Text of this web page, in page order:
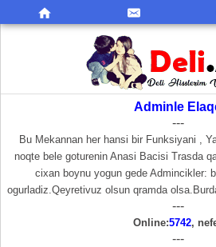
Adminle
---
Bu Mekannan her hansi bir Funksiyani ,
noqte bele goturenin Anasi Bacisi Trasda
cixan boynu yogun gede Admincikler:
ogurladiz.Qeyretivuz olsun qramda
---
Online:5742,
---